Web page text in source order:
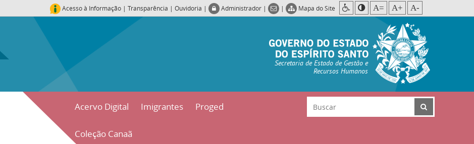
Acesso à Informação | Transparência | Ouvidoria | Administrador | | Mapa do Site A= A+ A-
Secretaria de Estado de Gestão e
Recursos Humanos
Acervo Digital Imigrantes Proged
Coleção Canaã